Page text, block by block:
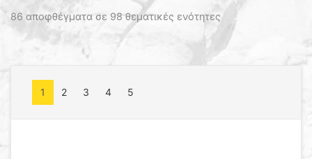
86 αποφθέγματα σε 98 θεματικές ενότητες
1 2 3 4 5